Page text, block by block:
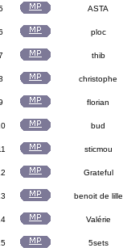
ASTA
ploc
thib
christophe
florian
bud
sticmou
Grateful
benoit de lille
Valérie
5sets